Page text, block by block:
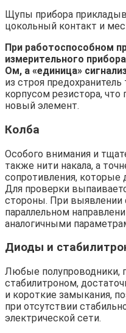
Щупы прибора
цокольный контакт и
При работоспособном
измерительного
Ом, а «единица»
из строя
корпусом резистора, что
новый элемент.
Колба
Особого внимания и
также нити накала, а
сопротивления,
Для проверки
стороны. При выявлении
параллельном
аналогичными
Диоды и
Любые полупроводники,
стабилитроном,
и короткие замыкания,
при отсутствии
электрической сети.